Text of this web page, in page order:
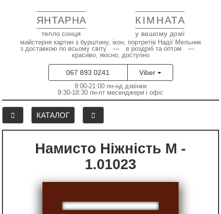
ЯНТАРНА КІМНАТА
тепло сонця у вашому домі
майстерня картин з бурштину, ікон, портретів Надії Мельник
з доставкою по всьому світу — в роздріб та оптом —
красиво, якісно, доступно
067 893 0241 Viber
9:00-21:00 пн-нд дзвінки
9:30-18:30 пн-пт месенджери і офіс
КАТАЛОГ
Намисто Ніжність М -
1.01023